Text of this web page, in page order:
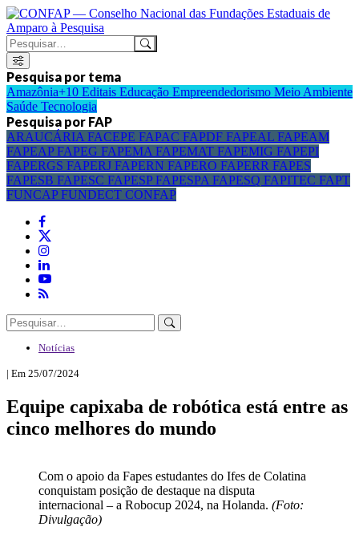
Pesquisa por tema
Amazônia+10 Editais Educação Empreendedorismo Meio Ambiente
Saúde Tecnologia
Pesquisa por FAP
ARAUCÁRIA FACEPE FAPAC FAPDF FAPEAL FAPEAM
FAPEAPFAPEG FAPEMA FAPEMAT FAPEMIG FAPEPI
FAPERGS FAPERJ FAPERN FAPERO FAPERR FAPES
FAPESB FAPESC FAPESPFAPESPA FAPESQ FAPITEC FAPT
FUNCAPFUNDECT CONFAP
Notícias
| Em 25/07/2024
Equipe capixaba de robótica está entre as
cinco melhores do mundo
Com o apoio da Fapes estudantes do Ifes de Colatina
conquistam posição de destaque na disputa
internacional – a Robocup 2024, na Holanda. (Foto:
Divulgação)